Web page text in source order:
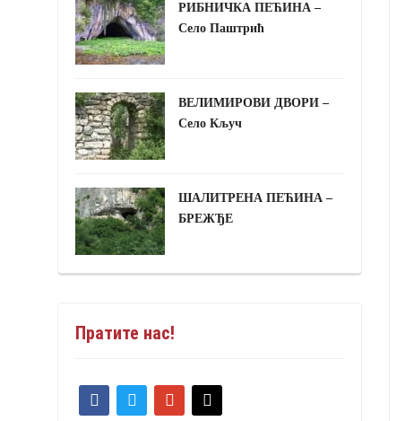
РИБНИЧКА ПЕЋИНА –
Село Паштрић
ВЕЛИМИРОВИ ДВОРИ –
Село Кључ
ШАЛИТРЕНА ПЕЋИНА –
БРЕЖЂЕ
Пратите нас!
facebook twitter google mail